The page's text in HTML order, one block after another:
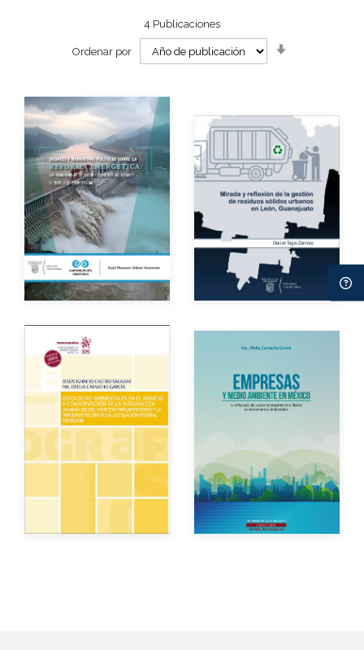
4 Publicaciones
Ordenar por
Autor
Año de edición
eBook Gratuito
Autor
Año de edición
Gratuito
Autores
Año de edición
$300.00
Autor
Año de edición